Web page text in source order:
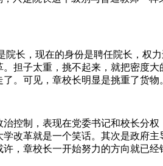
长，现在的身份是聘任院长，权
担子太重，挑不起来，就把密度
。可见，章校长明显是挑重了货物
控制，表现在党委书记和校长分
改革就是一个笑话。其次是政府
，章校长一开始努力的方向就已经